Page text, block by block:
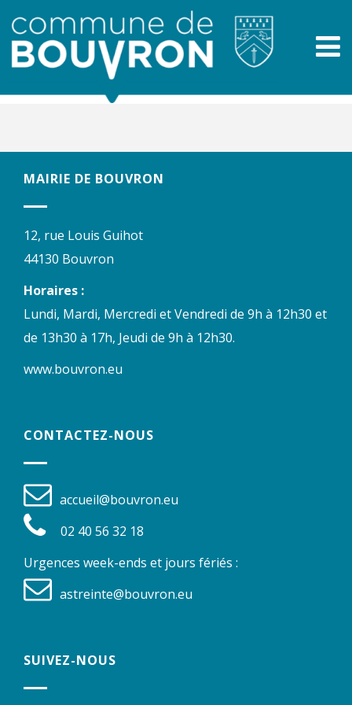
MAIRIE DE BOUVRON
12, rue Louis Guihot
44130 Bouvron
Horaires :
Lundi, Mardi, Mercredi et Vendredi de 9h à 12h30 et
de 13h30 à 17h, Jeudi de 9h à 12h30.
www.bouvron.eu
CONTACTEZ-NOUS
accueil@bouvron.eu
02 40 56 32 18
Urgences week-ends et jours fériés :
astreinte@bouvron.eu
SUIVEZ-NOUS